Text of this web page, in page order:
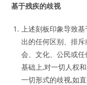
基于残疾的歧视
上述刻板印象导致
出的任何区别、排
会、文化、公民或
基础上,对一切人权
一切形式的歧视,如